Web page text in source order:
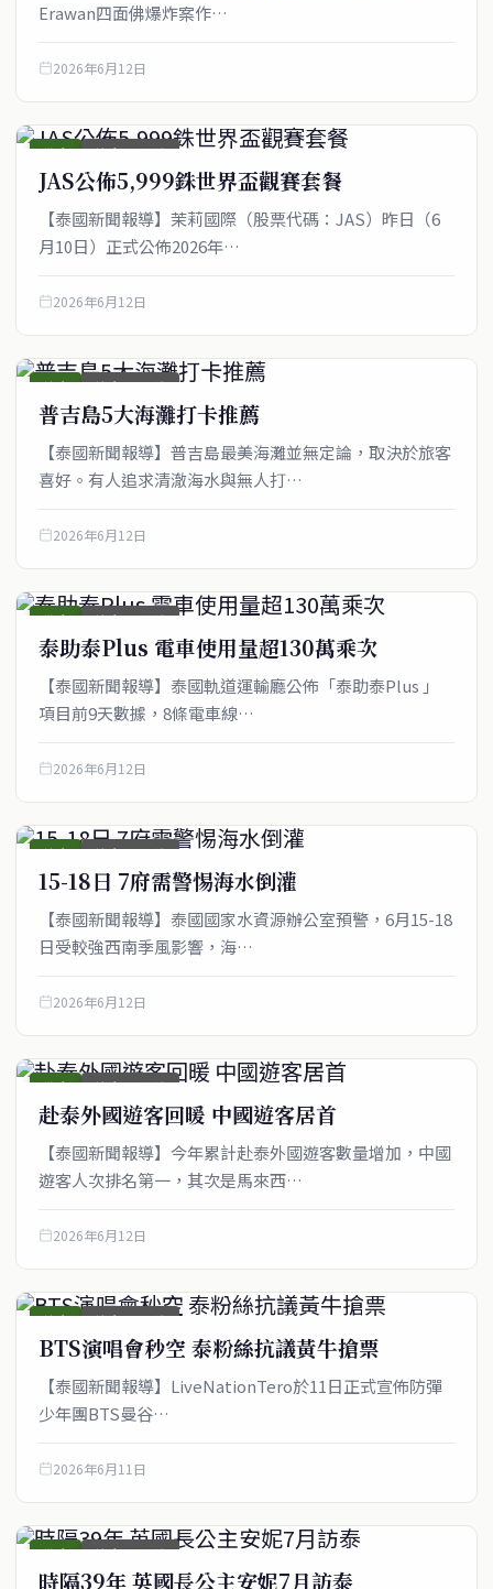
Erawan四面佛爆炸案作…
2026年6月12日
綜合 綜合_圖文稿
JAS公佈5,999銖世界盃觀賽套餐
【泰國新聞報導】茉莉國際（股票代碼：JAS）昨日（6
月10日）正式公佈2026年…
2026年6月12日
綜合 綜合_圖文稿
普吉島5大海灘打卡推薦
【泰國新聞報導】普吉島最美海灘並無定論，取決於旅客
喜好。有人追求清澈海水與無人打…
2026年6月12日
綜合 綜合_圖文稿
泰助泰Plus 電車使用量超130萬乘次
【泰國新聞報導】泰國軌道運輸廳公佈「泰助泰Plus 」
項目前9天數據，8條電車線…
2026年6月12日
綜合 綜合_圖文稿
15-18日 7府需警惕海水倒灌
【泰國新聞報導】泰國國家水資源辦公室預警，6月15-18
日受較強西南季風影響，海…
2026年6月12日
綜合 綜合_圖文稿
赴泰外國遊客回暖 中國遊客居首
【泰國新聞報導】今年累計赴泰外國遊客數量增加，中國
遊客人次排名第一，其次是馬來西…
2026年6月12日
綜合 綜合_圖文稿
BTS演唱會秒空 泰粉絲抗議黃牛搶票
【泰國新聞報導】LiveNationTero於11日正式宣佈防彈
少年團BTS曼谷…
2026年6月11日
綜合 綜合_圖文稿
時隔39年 英國長公主安妮7月訪泰
關於我們
泰國中文新聞（TCN）是一家總部設於曼谷的中文新聞媒體，致力於
快速連結
政治
service@thaichinesenews.com